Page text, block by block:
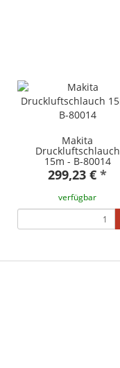
Makita
Druckluftschlauch
15m - B-80014
299,23 € *
verfügbar